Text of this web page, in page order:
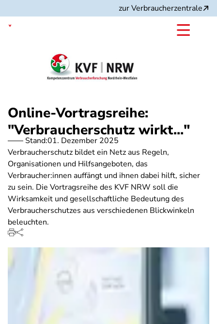
zum
Inhalt
zur Verbraucherzentrale
Online-Vortragsreihe:
"Verbraucherschutz wirkt..."
Stand:01. Dezember 2025
Verbraucherschutz bildet ein Netz aus Regeln,
Organisationen und Hilfsangeboten, das
Verbraucher:innen auffängt und ihnen dabei hilft, sicher
zu sein. Die Vortragsreihe des KVF NRW soll die
Wirksamkeit und gesellschaftliche Bedeutung des
Verbraucherschutzes aus verschiedenen Blickwinkeln
beleuchten.